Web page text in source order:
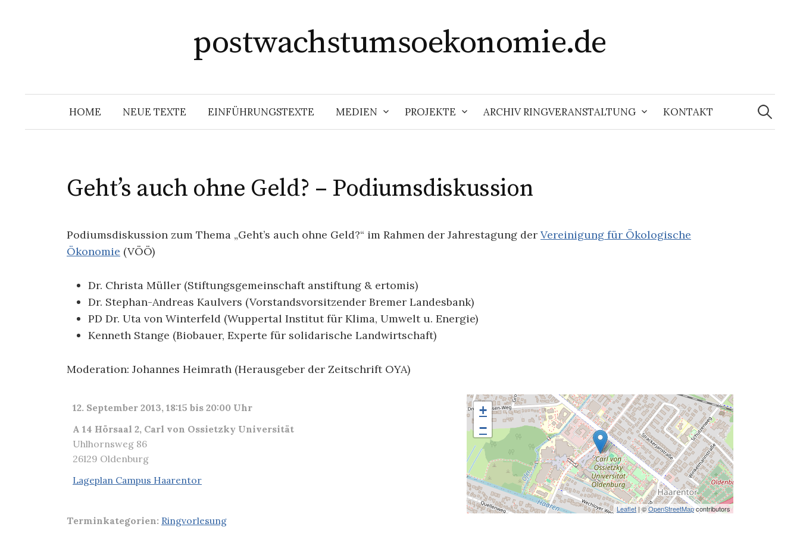
postwachstumsoekonomie.de
HOME NEUE TEXTE EINFÜHRUNGSTEXTE MEDIEN PROJEKTE ARCHIV RINGVERANSTALTUNG KONTAKT
Suchen
nach:
Geht’s auch ohne Geld? – Podiumsdiskussion
Podiumsdiskussion zum Thema „Geht’s auch ohne Geld?“ im Rahmen der Jahrestagung der Vereinigung für Ökologische
Ökonomie (VÖÖ)
Dr. Christa Müller (Stiftungsgemeinschaft anstiftung & ertomis)
Dr. Stephan-Andreas Kaulvers (Vorstandsvorsitzender Bremer Landesbank)
PD Dr. Uta von Winterfeld (Wuppertal Institut für Klima, Umwelt u. Energie)
Kenneth Stange (Biobauer, Experte für solidarische Landwirtschaft)
Moderation: Johannes Heimrath (Herausgeber der Zeitschrift OYA)
12. September 2013, 18:15 bis 20:00 Uhr
A 14 Hörsaal 2, Carl von Ossietzky Universität
Uhlhornsweg 86
26129 Oldenburg
Lageplan Campus Haarentor
+
−
Leaflet | ©OpenStreetMapcontributors
Terminkategorien: Ringvorlesung